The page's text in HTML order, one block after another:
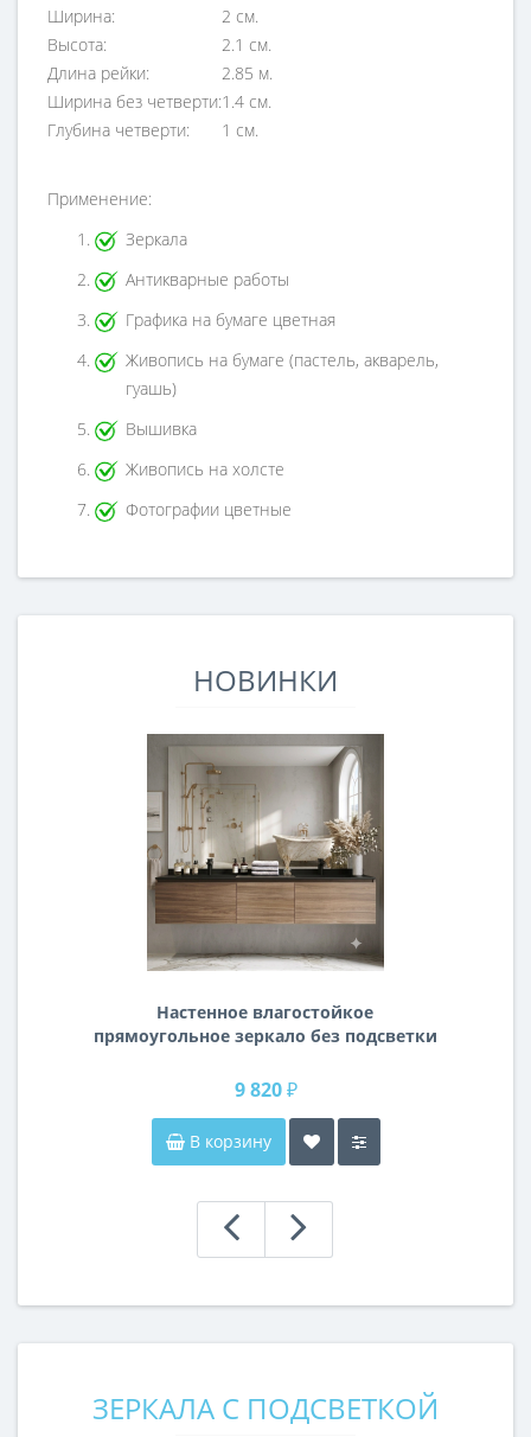
Ширина:
2 см.
Высота:
2.1 см.
Длина рейки:
2.85 м.
Ширина без четверти:1.4 см.
Глубина четверти:
1 см.
Применение:
Зеркала
Антикварные работы
Графика на бумаге цветная
Живопись на бумаге (пастель, акварель,
гуашь)
Вышивка
Живопись на холсте
Фотографии цветные
НОВИНКИ
Настенное влагостойкое
прямоугольное зеркало без подсветки
9 820 ₽
В корзину
ЗЕРКАЛА С ПОДСВЕТКОЙ